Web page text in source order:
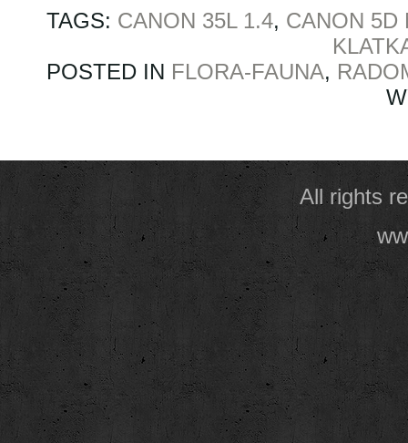
TAGS: CANON 35L 1.4, CANON 5D
POSTED IN FLORA-FAUNA,
All rights